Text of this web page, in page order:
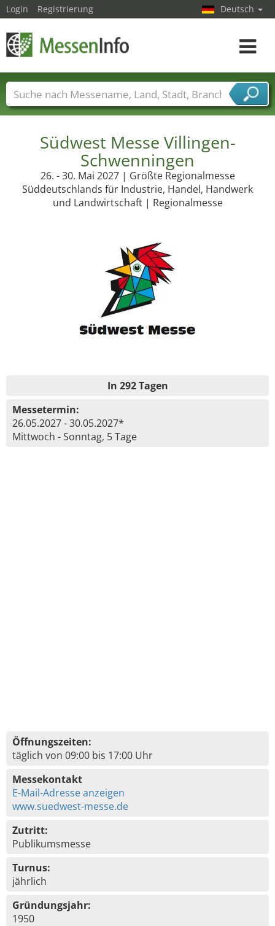
Südwest Messe Villingen-
Schwenningen
26. - 30. Mai 2027 | Größte Regionalmesse
Süddeutschlands für Industrie, Handel, Handwerk
und Landwirtschaft | Regionalmesse
In 292 Tagen
Messetermin:
26.05.2027 - 30.05.2027*
Mittwoch - Sonntag, 5 Tage
Öffnungszeiten:
täglich von 09:00 bis 17:00 Uhr
Messekontakt
E-Mail-Adresse anzeigen
www.suedwest-messe.de
Zutritt:
Publikumsmesse
Turnus:
jährlich
Gründungsjahr:
1950
Login Registrierung Deutsch
Toggle
Messenamen Länder Städte
Branchen